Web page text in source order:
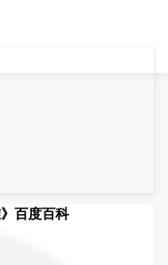
百度百科